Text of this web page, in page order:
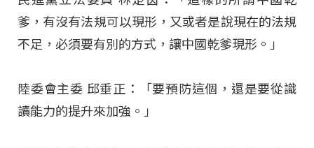
爹，有沒有法規可以現形，又或者是說現在的法規
不足，必須要有別的方式，讓中國乾爹現形。」
陸委會主委 邱垂正：「要預防這個，還是要從識
讀能力的提升來加強。」